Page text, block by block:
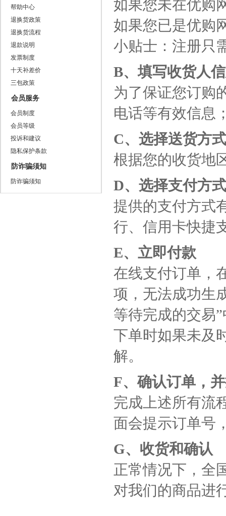
帮助中心
退换货政策
退换货流程
退款说明
发票制度
十天补差价
三包政策
会员服务
会员制度
会员等级
投诉和建议
隐私保护条款
防诈骗须知
防诈骗须知
如果您未在优购
如果您已是优购
小贴士：注册只
B、填写收货人
为了保证您订购
电话等有效信息
C、选择送货方式
根据您的收货地
D、选择支付方式
提供的支付方式
行、信用卡快捷
E、立即付款
在线支付订单，
项，无法成功生
等待完成的交易
下单时如果未及
解。
F、确认订单，
完成上述所有流
面会提示订单号
G、收货和确认
正常情况下，全
对我们的商品进